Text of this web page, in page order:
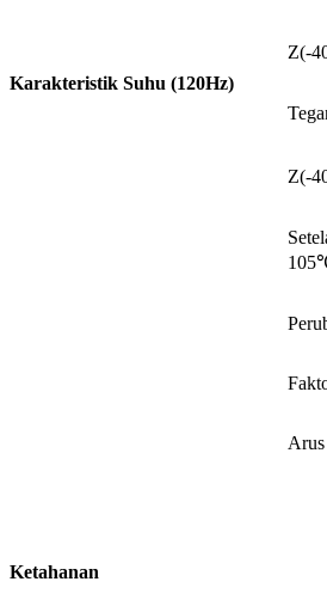
Karakteristik Suhu (120Hz)
Z(-
Z(-
Ketahanan